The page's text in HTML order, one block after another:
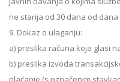
ne starija od 30 dana od
9. Dokaz o ulaganju:
a) preslika računa koja glasi
b) preslika izvoda